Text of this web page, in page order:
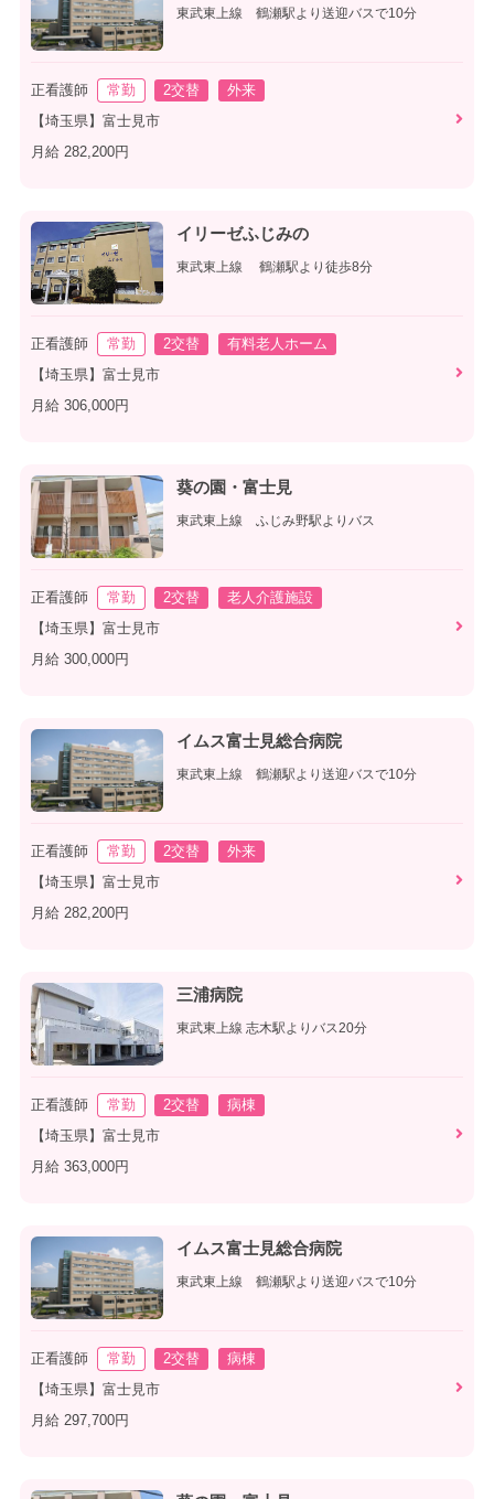
東武東上線 鶴瀬駅より送迎バスで10分
正看護師 常勤 2交替
外来
【埼玉県】富士見市
月給 282,200円
イリーゼふじみの
東武東上線 鶴瀬駅より徒歩8分
正看護師 常勤 2交替
有料老人ホーム
【埼玉県】富士見市
月給 306,000円
葵の園・富士見
東武東上線 ふじみ野駅よりバス
正看護師 常勤 2交替
老人介護施設
【埼玉県】富士見市
月給 300,000円
イムス富士見総合病院
東武東上線 鶴瀬駅より送迎バスで10分
正看護師 常勤 2交替
外来
【埼玉県】富士見市
月給 282,200円
三浦病院
東武東上線 志木駅よりバス20分
正看護師 常勤 2交替
病棟
【埼玉県】富士見市
月給 363,000円
イムス富士見総合病院
東武東上線 鶴瀬駅より送迎バスで10分
正看護師 常勤 2交替
病棟
【埼玉県】富士見市
月給 297,700円